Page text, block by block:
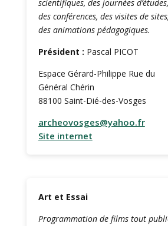
scientifiques, des journées d’études,
des conférences, des visites de sites,
des animations pédagogiques.
Président : Pascal PICOT
Espace Gérard-Philippe Rue du
Général Chérin
88100 Saint-Dié-des-Vosges
archeovosges@yahoo.fr
Site internet
Art et Essai
Programmation de films tout